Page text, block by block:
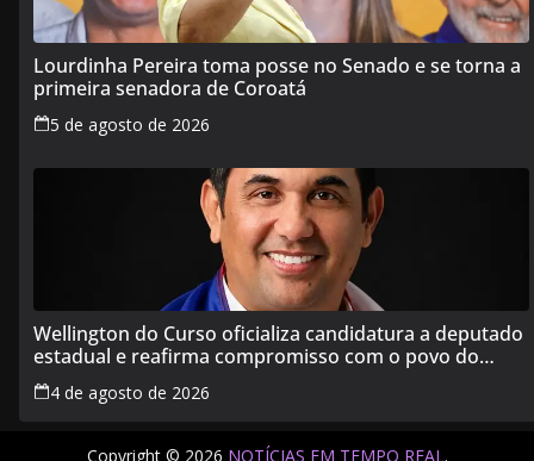
Lourdinha Pereira toma posse no Senado e se torna a
primeira senadora de Coroatá
5 de agosto de 2026
Wellington do Curso oficializa candidatura a deputado
estadual e reafirma compromisso com o povo do
Maranhão
4 de agosto de 2026
Copyright © 2026 NOTÍCIAS EM TEMPO REAL .